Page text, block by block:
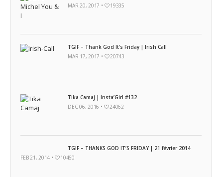
MAR 20, 2017 •
19335
TGIF – Thank God It’s Friday | Irish Call
MAR 17, 2017 •
20743
Tika Camaj | Insta’Girl #132
DEC 06, 2016 •
24062
TGIF – THANKS GOD IT’S FRIDAY | 21 février 2014
FEB 21, 2014 •
10460